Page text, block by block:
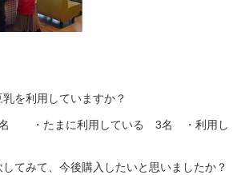
を利用していますか？
名 ・たまに利用している 3名 ・利用し
てみて、今後購入したいと思いましたか？